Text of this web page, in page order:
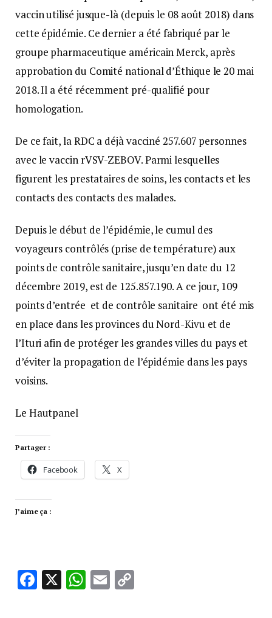
vaccin utilisé jusque-là (depuis le 08 août 2018) dans
cette épidémie. Ce dernier a été fabriqué par le
groupe pharmaceutique américain Merck, après
approbation du Comité national d’Éthique le 20 mai
2018. Il a été récemment pré-qualifié pour
homologation.
De ce fait, la RDC a déjà vacciné 257.607 personnes
avec le vaccin rVSV-ZEBOV. Parmi lesquelles
figurent les prestataires de soins, les contacts et les
contacts des contacts des malades.
Depuis le début de l’épidémie, le cumul des
voyageurs contrôlés (prise de température) aux
points de contrôle sanitaire, jusqu’en date du 12
décembre 2019, est de 125.857.190. A ce jour, 109
points d’entrée et de contrôle sanitaire ont été mis
en place dans les provinces du Nord-Kivu et de
l’Ituri afin de protéger les grandes villes du pays et
d’éviter la propagation de l’épidémie dans les pays
voisins.
Le Hautpanel
Partager :
Facebook X
J’aime ça :
Facebook
X WhatsApp
Email